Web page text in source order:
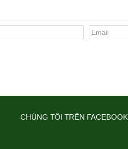
CHÚNG TÔI TRÊN FACEBOOK